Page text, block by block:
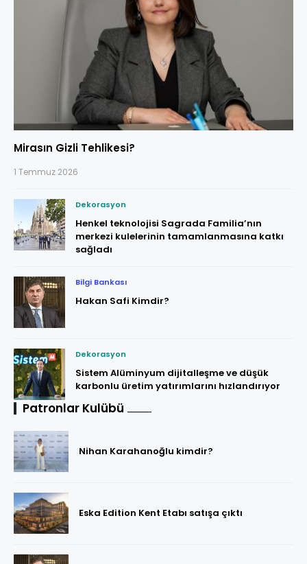
Mirasın Gizli Tehlikesi?
1 Temmuz 2026
Dekorasyon
Henkel teknolojisi Sagrada Familia’nın
merkezi kulelerinin tamamlanmasına katkı
sağladı
Bilgi Bankası
Hakan Safi Kimdir?
Dekorasyon
Sistem Alüminyum dijitalleşme ve düşük
karbonlu üretim yatırımlarını hızlandırıyor
Patronlar Kulübü
Nihan Karahanoğlu kimdir?
Eska Edition Kent Etabı satışa çıktı